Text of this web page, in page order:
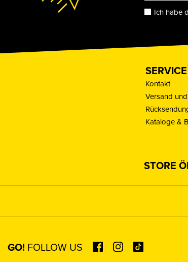
Ich habe
SERVICE
Kontakt
Versand
Kataloge &
STORE
GO! FOLLOW US